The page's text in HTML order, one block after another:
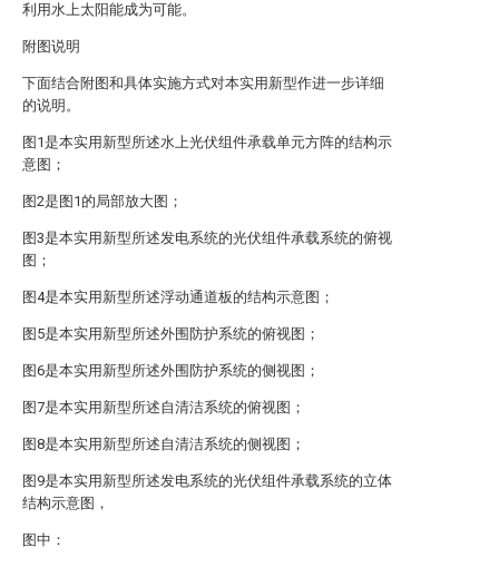
利用水上太阳能成为可能。
附图说明
下面结合附图和具体实施方式对本实用新型作进一步详细
的说明。
图1是本实用新型所述水上光伏组件承载单元方阵的结构示
意图；
图2是图1的局部放大图；
图3是本实用新型所述发电系统的光伏组件承载系统的俯视
图；
图4是本实用新型所述浮动通道板的结构示意图；
图5是本实用新型所述外围防护系统的俯视图；
图6是本实用新型所述外围防护系统的侧视图；
图7是本实用新型所述自清洁系统的俯视图；
图8是本实用新型所述自清洁系统的侧视图；
图9是本实用新型所述发电系统的光伏组件承载系统的立体
结构示意图，
图中：